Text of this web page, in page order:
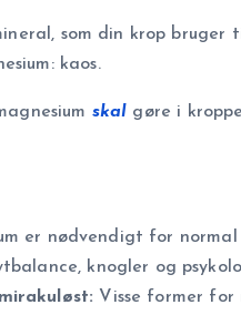
som din krop
kaos.
skal gøre i
er nødvendigt for
knogler og
Visse former